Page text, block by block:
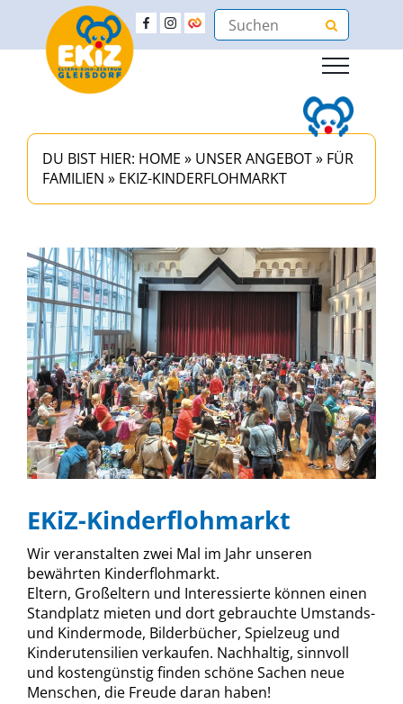
DU BIST HIER: HOME » UNSER ANGEBOT» FÜR
FAMILIEN » EKIZ-KINDERFLOHMARKT
EKiZ-Kinderflohmarkt
Wir veranstalten zwei Mal im Jahr unseren
bewährten Kinderflohmarkt.
Eltern, Großeltern und Interessierte können einen
Standplatz mieten und dort gebrauchte Umstands-
und Kindermode, Bilderbücher, Spielzeug und
Kinderutensilien verkaufen. Nachhaltig, sinnvoll
und kostengünstig finden schöne Sachen neue
Menschen, die Freude daran haben!